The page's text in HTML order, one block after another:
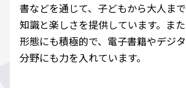
書などを通じて、子どもから大人ま
知識と楽しさを提供しています。ま
形態にも積極的で、電子書籍やデジ
分野にも力を入れています。